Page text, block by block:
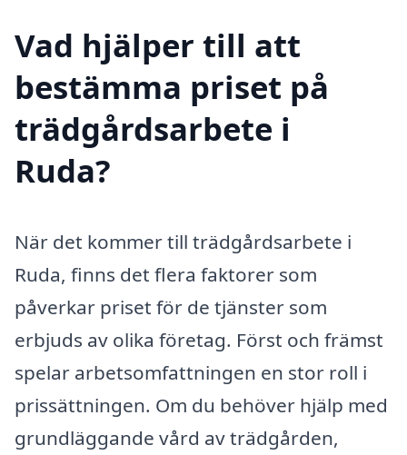
Vad hjälper till att
bestämma priset på
trädgårdsarbete i
Ruda?
När det kommer till trädgårdsarbete i
Ruda, finns det flera faktorer som
påverkar priset för de tjänster som
erbjuds av olika företag. Först och främst
spelar arbetsomfattningen en stor roll i
prissättningen. Om du behöver hjälp med
grundläggande vård av trädgården,